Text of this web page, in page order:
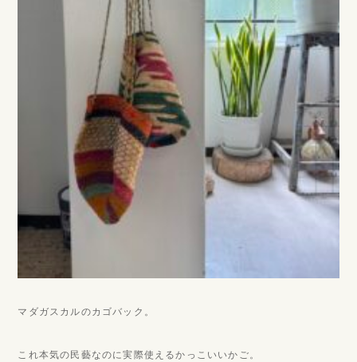
マダガスカルのカゴバック。
これ本気の民藝なのに実際使えるかっこいいかご。